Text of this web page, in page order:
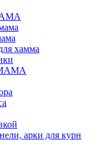
хамма
арки для курн